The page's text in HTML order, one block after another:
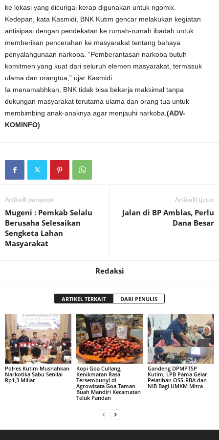
ke lokasi yang dicurigai kerap digunakan untuk ngomix.
Kedepan, kata Kasmidi, BNK Kutim gencar melakukan kegiatan
antisipasi dengan pendekatan ke rumah-rumah ibadah untuk
memberikan pencerahan ke masyarakat tentang bahaya
penyalahgunaan narkoba. “Pemberantasan narkoba butuh
komitmen yang kuat dari seluruh elemen masyarakat, termasuk
ulama dan orangtua,” ujar Kasmidi.
Ia menamabhkan, BNK tidak bisa bekerja maksimal tanpa
dukungan masyarakat terutama ulama dan orang tua untuk
membimbing anak-anaknya agar menjauhi narkoba. (ADV-
KOMINFO)
Artikulli paraprak
Mugeni : Pemkab Selalu
Berusaha Selesaikan
Sengketa Lahan
Masyarakat
Artikulli tjetër
Jalan di BP Amblas, Perlu
Dana Besar
Redaksi
ARTIKEL TERKAIT DARI PENULIS
Polres Kutim Musnahkan
Narkotika Sabu Senilai
Rp1,3 Miliar
Kopi Goa Cullang,
Kenikmatan Rasa
Tersembunyi di
Agrowisata Goa Taman
Buah Mandiri Kecamatan
Teluk Pandan
Gandeng DPMPTSP
Kutim, LPB Pama Gelar
Pelatihan OSS-RBA dan
NIB Bagi UMKM Mitra